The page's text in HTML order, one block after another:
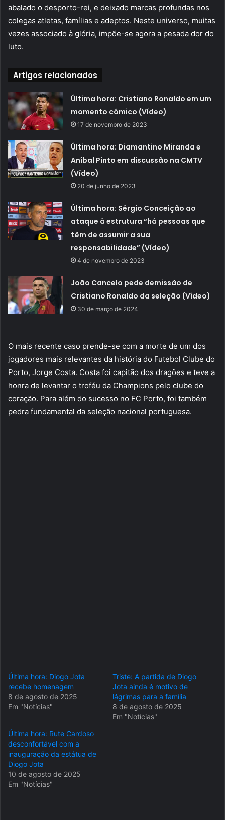
abalado o desporto-rei, e deixado marcas profundas nos
colegas atletas, famílias e adeptos. Neste universo, muitas
vezes associado à glória, impõe-se agora a pesada dor do
luto.
Artigos relacionados
Última hora: Cristiano Ronaldo em um
momento cómico (Vídeo)
17 de novembro de 2023
Última hora: Diamantino Miranda e
Aníbal Pinto em discussão na CMTV
(Vídeo)
20 de junho de 2023
Última hora: Sérgio Conceição ao
ataque à estrutura “há pessoas que
têm de assumir a sua
responsabilidade” (Vídeo)
4 de novembro de 2023
João Cancelo pede demissão de
Cristiano Ronaldo da seleção (Vídeo)
30 de março de 2024
O mais recente caso prende-se com a morte de um dos
jogadores mais relevantes da história do Futebol Clube do
Porto, Jorge Costa. Costa foi capitão dos dragões e teve a
honra de levantar o troféu da Champions pelo clube do
coração. Para além do sucesso no FC Porto, foi também
pedra fundamental da seleção nacional portuguesa.
Última hora: Diogo Jota
recebe homenagem
8 de agosto de 2025
Em "Notícias"
Triste: A partida de Diogo
Jota ainda é motivo de
lágrimas para a família
8 de agosto de 2025
Em "Notícias"
Última hora: Rute Cardoso
desconfortável com a
inauguração da estátua de
Diogo Jota
10 de agosto de 2025
Em "Notícias"